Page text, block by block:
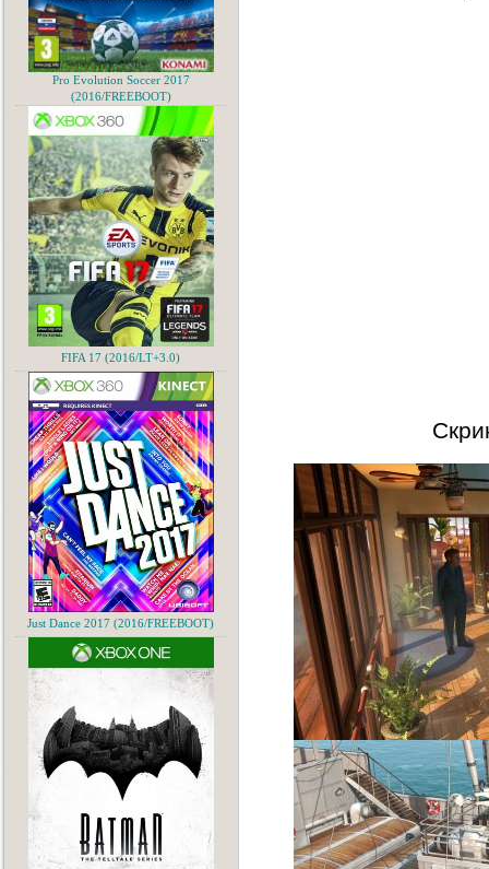
Pro Evolution Soccer 2017
(2016/FREEBOOT)
FIFA 17 (2016/LT+3.0)
Just Dance 2017 (2016/FREEBOOT)